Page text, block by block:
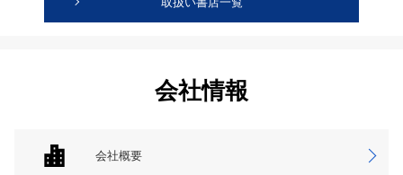
会社情報
会社概要